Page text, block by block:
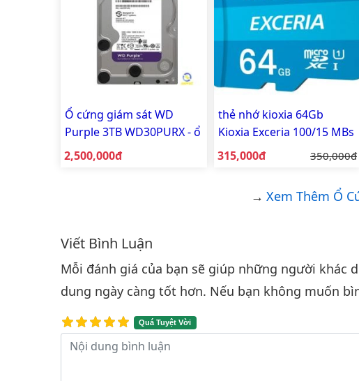
Ổ cứng giám sát WD
Purple 3TB WD30PURX - ổ
cứng chuyên dụng
camera
Giá bán:
2,500,000đ
thẻ nhớ kioxia 64Gb
Kioxia Exceria 100/15 MBs
- chuyên camera
Giá bán:
315,000đ Giá gốc:
350,000đ
Xem Thêm Ổ
Bình luận & Đánh giá
Viết Bình Luận
Mỗi đánh giá của bạn sẽ giúp những người khác
dung ngày càng tốt hơn. Nếu bạn không muốn
Quá Tuyệt Vời
Nội dung bình luận